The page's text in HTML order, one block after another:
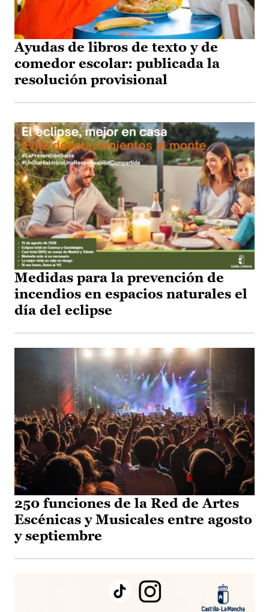
Ayudas de libros de texto y de
comedor escolar: publicada la
resolución provisional
Medidas para la prevención de
incendios en espacios naturales el
día del eclipse
250 funciones de la Red de Artes
Escénicas y Musicales entre agosto
y septiembre